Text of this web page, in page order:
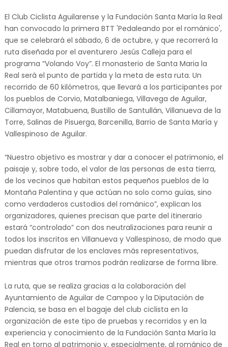
El Club Ciclista Aguilarense y la Fundación Santa María la Real
han convocado la primera BTT 'Pedaleando por el románico',
que se celebrará el sábado, 6 de octubre, y que recorrerá la
ruta diseñada por el aventurero Jesús Calleja para el
programa “Volando Voy”. El monasterio de Santa Maria la
Real será el punto de partida y la meta de esta ruta. Un
recorrido de 60 kilómetros, que llevará a los participantes por
los pueblos de Corvio, Matalbaniega, Villavega de Aguilar,
Cillamayor, Matabuena, Bustillo de Santullán, Villanueva de la
Torre, Salinas de Pisuerga, Barcenilla, Barrio de Santa María y
Vallespinoso de Aguilar.
“Nuestro objetivo es mostrar y dar a conocer el patrimonio, el
paisaje y, sobre todo, el valor de las personas de esta tierra,
de los vecinos que habitan estos pequeños pueblos de la
Montaña Palentina y que actúan no solo como guías, sino
como verdaderos custodios del románico”, explican los
organizadores, quienes precisan que parte del itinerario
estará “controlado” con dos neutralizaciones para reunir a
todos los inscritos en Villanueva y Vallespinoso, de modo que
puedan disfrutar de los enclaves más representativos,
mientras que otros tramos podrán realizarse de forma libre.
La ruta, que se realiza gracias a la colaboración del
Ayuntamiento de Aguilar de Campoo y la Diputación de
Palencia, se basa en el bagaje del club ciclista en la
organización de este tipo de pruebas y recorridos y en la
experiencia y conocimiento de la Fundación Santa María la
Real en torno al patrimonio y, especialmente, al románico de